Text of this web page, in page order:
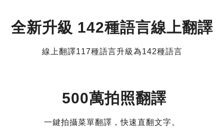
全新升級 142種語言線上翻譯
線上翻譯117種語言升級為142種語言
500萬拍照翻譯
一鍵拍攝菜單翻譯，快速直翻文字。